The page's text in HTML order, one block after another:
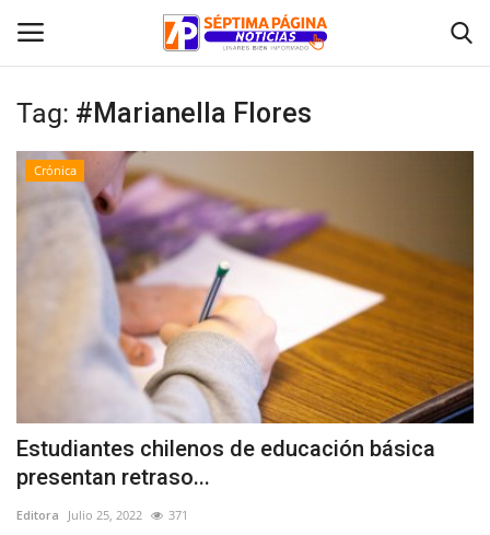
Inicio
Crónica
Política
Espectáculos
Tag: #Marianella Flores
Crónica
Estudiantes chilenos de educación básica
presentan retraso...
Editora Julio 25, 2022 371